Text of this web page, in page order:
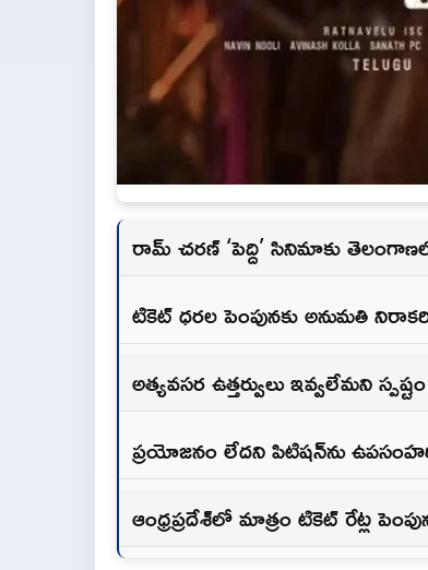
రామ్ చరణ్ ‘పెద్ది’ సినిమాకు తెలంగాణలో
టికెట్ ధరల పెంపునకు అనుమతి
అత్యవసర ఉత్తర్వులు ఇవ్వలేమని
ప్రయోజనం లేదని పిటిషన్‌ను
ఆంధ్రప్రదేశ్‌లో మాత్రం టికెట్ రేట్ల